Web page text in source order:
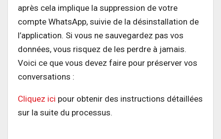
après cela implique la suppression de votre
compte WhatsApp, suivie de la désinstallation de
l’application. Si vous ne sauvegardez pas vos
données, vous risquez de les perdre à jamais.
Voici ce que vous devez faire pour préserver vos
conversations :
Cliquez ici pour obtenir des instructions détaillées
sur la suite du processus.